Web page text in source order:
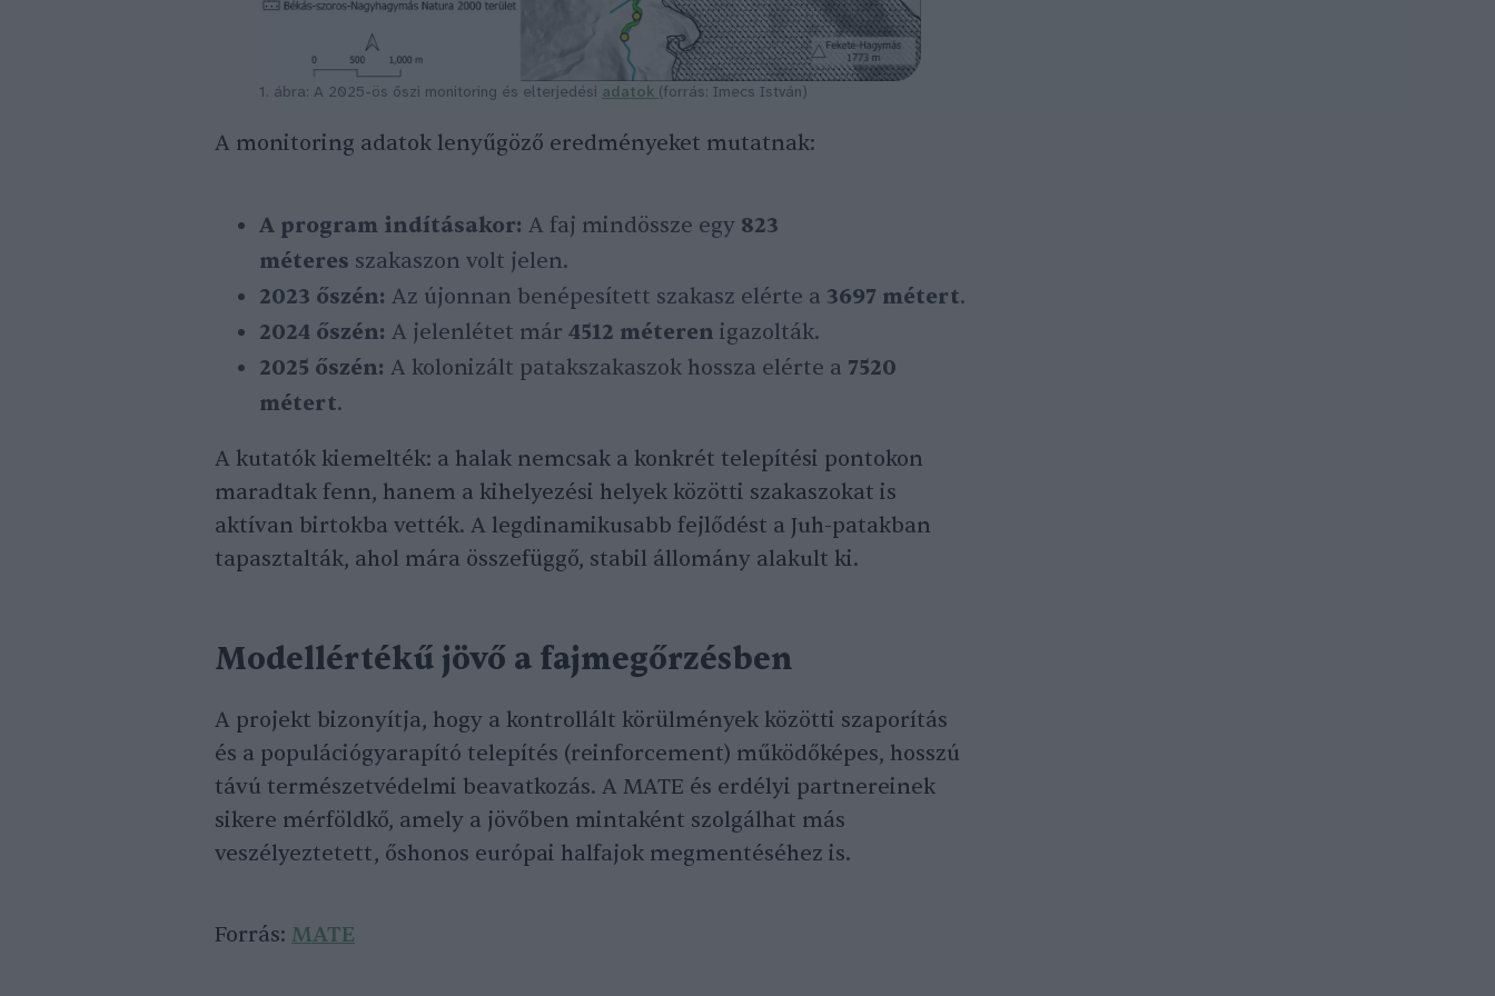
1. ábra: A 2025-ös őszi monitoring és elterjedési adatok (forrás: Imecs István)
A monitoring adatok lenyűgöző eredményeket mutatnak:
A program indításakor: A faj mindössze egy 823
méteres szakaszon volt jelen.
2023 őszén: Az újonnan benépesített szakasz elérte a 3697 métert.
2024 őszén: A jelenlétet már 4512 méteren igazolták.
2025 őszén: A kolonizált patakszakaszok hossza elérte a 7520
métert.
A kutatók kiemelték: a halak nemcsak a konkrét telepítési pontokon
maradtak fenn, hanem a kihelyezési helyek közötti szakaszokat is
aktívan birtokba vették. A legdinamikusabb fejlődést a Juh-patakban
tapasztalták, ahol mára összefüggő, stabil állomány alakult ki.
Modellértékű jövő a fajmegőrzésben
A projekt bizonyítja, hogy a kontrollált körülmények közötti szaporítás
és a populációgyarapító telepítés (reinforcement) működőképes, hosszú
távú természetvédelmi beavatkozás. A MATE és erdélyi partnereinek
sikere mérföldkő, amely a jövőben mintaként szolgálhat más
veszélyeztetett, őshonos európai halfajok megmentéséhez is.
Forrás: MATE